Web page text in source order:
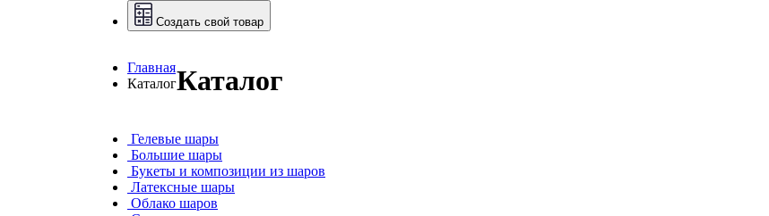
Создать свой товар
Главная
КаталогКаталог
Гелевые шары
Большие шары
Букеты и композиции из шаров
Латексные шары
Облако шаров